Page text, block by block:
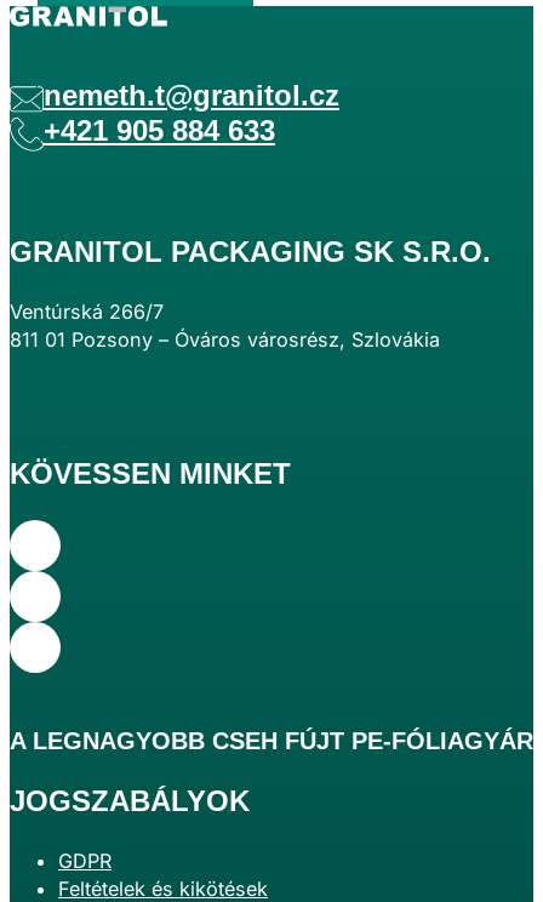
A LEGNAGYOBB CSEH FÚJT PE-
GRANITOL PACKAGING SK S.R.O.
Ventúrská 266/7
811 01 Pozsony – Óváros városrész, Szlovákia
nemeth.t@granitol.cz
+421 905 884 633
KÖVESSEN MINKET
JOGSZABÁLYOK
GDPR
Feltételek és kikötések